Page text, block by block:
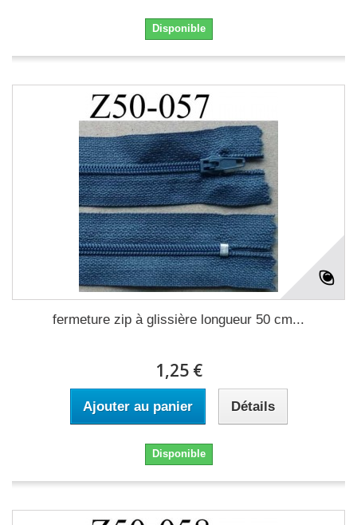
Disponible
fermeture zip à glissière longueur 50 cm...
1,25 €
Ajouter au panier Détails
Disponible